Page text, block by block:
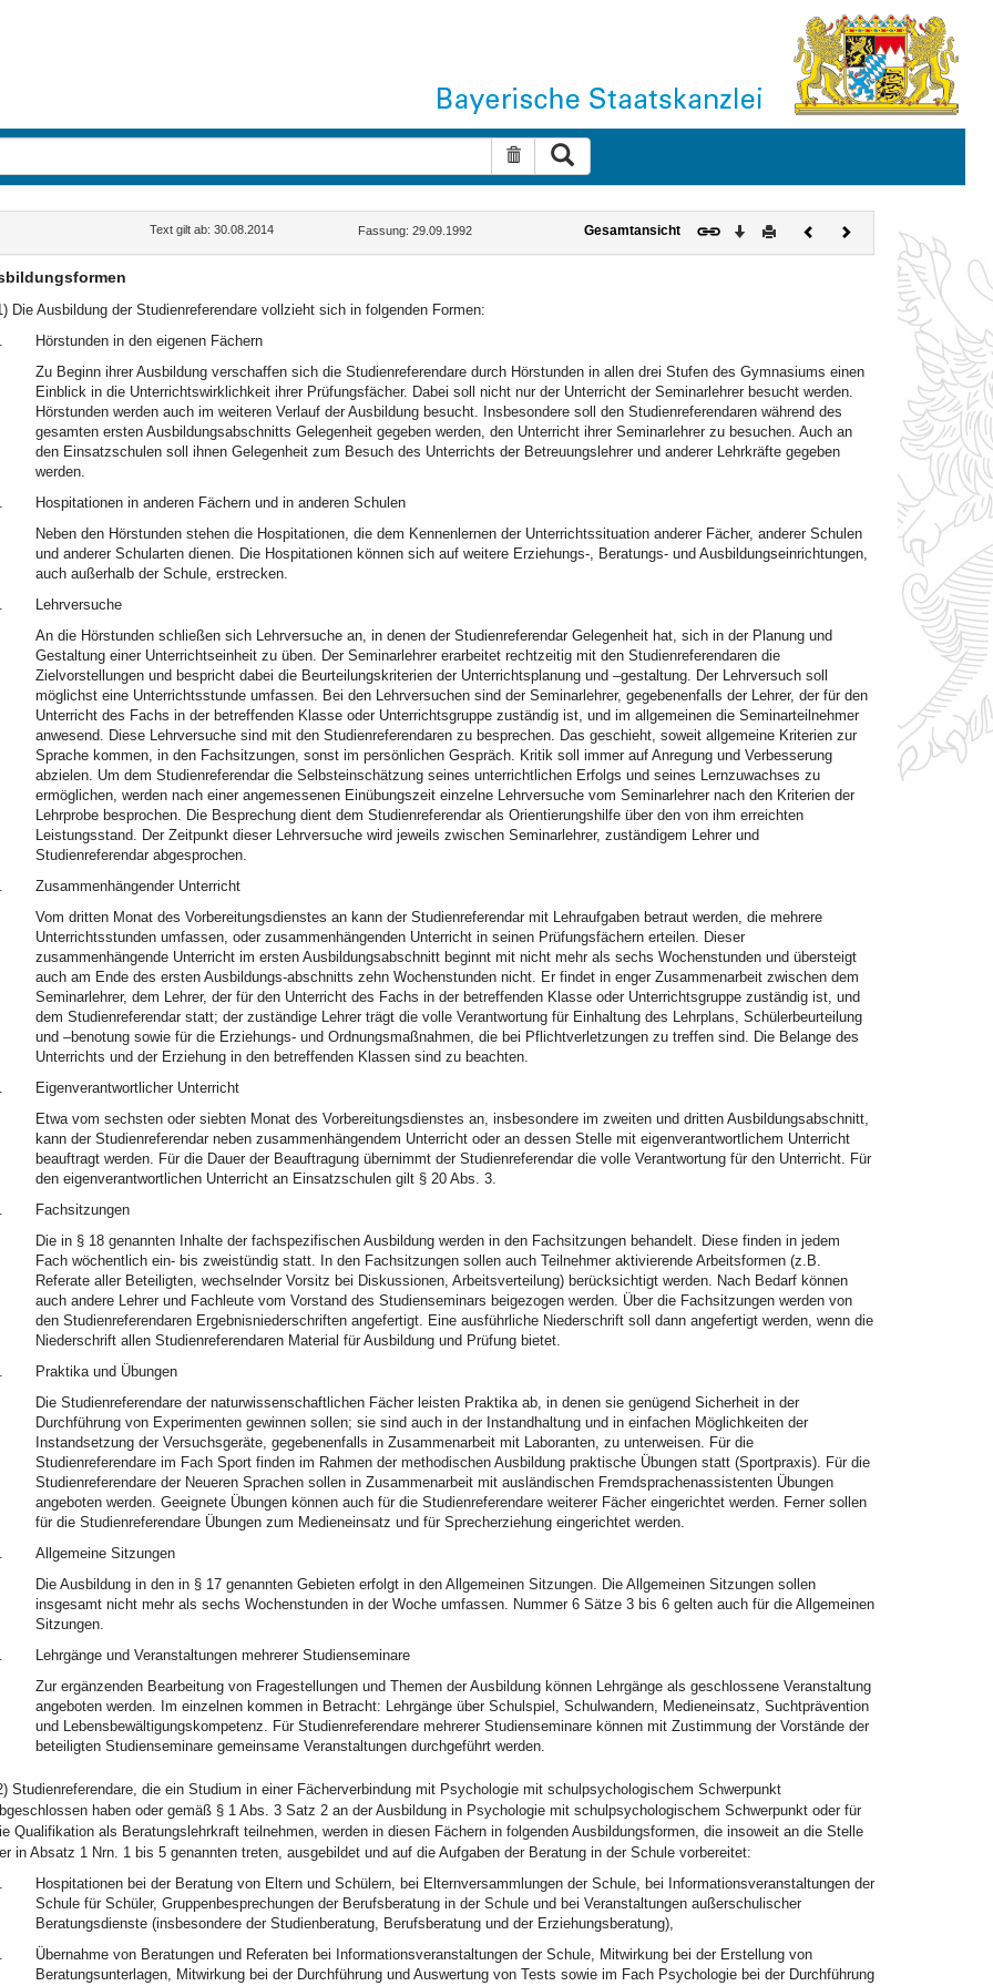
Suche zurücksetzen
Text gilt ab: 30.08.2014 Fassung: 29.09.1992 Gesamtansicht Download
DruckenVorherigesNächstes
Dokument
Die Ausbildung der Studienreferendare vollzieht sich in folgenden Formen:
Hörstunden in den eigenen Fächern
Zu Beginn ihrer Ausbildung verschaffen sich die Studienreferendare durch Hörstunden in allen drei Stufen des Gymnasiums einen
Einblick in die Unterrichtswirklichkeit ihrer Prüfungsfächer. Dabei soll nicht nur der Unterricht der Seminarlehrer besucht werden.
Hörstunden werden auch im weiteren Verlauf der Ausbildung besucht. Insbesondere soll den Studienreferendaren während des
gesamten ersten Ausbildungsabschnitts Gelegenheit gegeben werden, den Unterricht ihrer Seminarlehrer zu besuchen. Auch an
den Einsatzschulen soll ihnen Gelegenheit zum Besuch des Unterrichts der Betreuungslehrer und anderer Lehrkräfte gegeben
werden.
Hospitationen in anderen Fächern und in anderen Schulen
Neben den Hörstunden stehen die Hospitationen, die dem Kennenlernen der Unterrichtssituation anderer Fächer, anderer Schulen
und anderer Schularten dienen. Die Hospitationen können sich auf weitere Erziehungs-, Beratungs- und Ausbildungseinrichtungen,
auch außerhalb der Schule, erstrecken.
Lehrversuche
An die Hörstunden schließen sich Lehrversuche an, in denen der Studienreferendar Gelegenheit hat, sich in der Planung und
Gestaltung einer Unterrichtseinheit zu üben. Der Seminarlehrer erarbeitet rechtzeitig mit den Studienreferendaren die
Zielvorstellungen und bespricht dabei die Beurteilungskriterien der Unterrichtsplanung und –gestaltung. Der Lehrversuch soll
möglichst eine Unterrichtsstunde umfassen. Bei den Lehrversuchen sind der Seminarlehrer, gegebenenfalls der Lehrer, der für den
Unterricht des Fachs in der betreffenden Klasse oder Unterrichtsgruppe zuständig ist, und im allgemeinen die Seminarteilnehmer
anwesend. Diese Lehrversuche sind mit den Studienreferendaren zu besprechen. Das geschieht, soweit allgemeine Kriterien zur
Sprache kommen, in den Fachsitzungen, sonst im persönlichen Gespräch. Kritik soll immer auf Anregung und Verbesserung
abzielen. Um dem Studienreferendar die Selbsteinschätzung seines unterrichtlichen Erfolgs und seines Lernzuwachses zu
ermöglichen, werden nach einer angemessenen Einübungszeit einzelne Lehrversuche vom Seminarlehrer nach den Kriterien der
Lehrprobe besprochen. Die Besprechung dient dem Studienreferendar als Orientierungshilfe über den von ihm erreichten
Leistungsstand. Der Zeitpunkt dieser Lehrversuche wird jeweils zwischen Seminarlehrer, zuständigem Lehrer und
Studienreferendar abgesprochen.
Zusammenhängender Unterricht
Vom dritten Monat des Vorbereitungsdienstes an kann der Studienreferendar mit Lehraufgaben betraut werden, die mehrere
Unterrichtsstunden umfassen, oder zusammenhängenden Unterricht in seinen Prüfungsfächern erteilen. Dieser
zusammenhängende Unterricht im ersten Ausbildungsabschnitt beginnt mit nicht mehr als sechs Wochenstunden und übersteigt
auch am Ende des ersten Ausbildungs-abschnitts zehn Wochenstunden nicht. Er findet in enger Zusammenarbeit zwischen dem
Seminarlehrer, dem Lehrer, der für den Unterricht des Fachs in der betreffenden Klasse oder Unterrichtsgruppe zuständig ist, und
dem Studienreferendar statt; der zuständige Lehrer trägt die volle Verantwortung für Einhaltung des Lehrplans, Schülerbeurteilung
und –benotung sowie für die Erziehungs- und Ordnungsmaßnahmen, die bei Pflichtverletzungen zu treffen sind. Die Belange des
Unterrichts und der Erziehung in den betreffenden Klassen sind zu beachten.
Eigenverantwortlicher Unterricht
Etwa vom sechsten oder siebten Monat des Vorbereitungsdienstes an, insbesondere im zweiten und dritten Ausbildungsabschnitt,
kann der Studienreferendar neben zusammenhängendem Unterricht oder an dessen Stelle mit eigenverantwortlichem Unterricht
beauftragt werden. Für die Dauer der Beauftragung übernimmt der Studienreferendar die volle Verantwortung für den Unterricht. Für
den eigenverantwortlichen Unterricht an Einsatzschulen gilt § 20 Abs. 3.
Fachsitzungen
Die in § 18 genannten Inhalte der fachspezifischen Ausbildung werden in den Fachsitzungen behandelt. Diese finden in jedem
Fach wöchentlich ein- bis zweistündig statt. In den Fachsitzungen sollen auch Teilnehmer aktivierende Arbeitsformen (z.B.
Referate aller Beteiligten, wechselnder Vorsitz bei Diskussionen, Arbeitsverteilung) berücksichtigt werden. Nach Bedarf können
auch andere Lehrer und Fachleute vom Vorstand des Studienseminars beigezogen werden. Über die Fachsitzungen werden von
den Studienreferendaren Ergebnisniederschriften angefertigt. Eine ausführliche Niederschrift soll dann angefertigt werden, wenn die
Niederschrift allen Studienreferendaren Material für Ausbildung und Prüfung bietet.
Praktika und Übungen
Die Studienreferendare der naturwissenschaftlichen Fächer leisten Praktika ab, in denen sie genügend Sicherheit in der
Durchführung von Experimenten gewinnen sollen; sie sind auch in der Instandhaltung und in einfachen Möglichkeiten der
Instandsetzung der Versuchsgeräte, gegebenenfalls in Zusammenarbeit mit Laboranten, zu unterweisen. Für die
Studienreferendare im Fach Sport finden im Rahmen der methodischen Ausbildung praktische Übungen statt (Sportpraxis). Für die
Studienreferendare der Neueren Sprachen sollen in Zusammenarbeit mit ausländischen Fremdsprachenassistenten Übungen
angeboten werden. Geeignete Übungen können auch für die Studienreferendare weiterer Fächer eingerichtet werden. Ferner sollen
für die Studienreferendare Übungen zum Medieneinsatz und für Sprecherziehung eingerichtet werden.
Allgemeine Sitzungen
Die Ausbildung in den in § 17 genannten Gebieten erfolgt in den Allgemeinen Sitzungen. Die Allgemeinen Sitzungen sollen
insgesamt nicht mehr als sechs Wochenstunden in der Woche umfassen. Nummer 6 Sätze 3 bis 6 gelten auch für die Allgemeinen
Sitzungen.
Lehrgänge und Veranstaltungen mehrerer Studienseminare
Zur ergänzenden Bearbeitung von Fragestellungen und Themen der Ausbildung können Lehrgänge als geschlossene Veranstaltung
angeboten werden. Im einzelnen kommen in Betracht: Lehrgänge über Schulspiel, Schulwandern, Medieneinsatz, Suchtprävention
und Lebensbewältigungskompetenz. Für Studienreferendare mehrerer Studienseminare können mit Zustimmung der Vorstände der
beteiligten Studienseminare gemeinsame Veranstaltungen durchgeführt werden.
Studienreferendare, die ein Studium in einer Fächerverbindung mit Psychologie mit schulpsychologischem Schwerpunkt
haben oder gemäß § 1 Abs. 3 Satz 2 an der Ausbildung in Psychologie mit schulpsychologischem Schwerpunkt oder für
Qualifikation als Beratungslehrkraft teilnehmen, werden in diesen Fächern in folgenden Ausbildungsformen, die insoweit an die Stelle
in Absatz 1 Nrn. 1 bis 5 genannten treten, ausgebildet und auf die Aufgaben der Beratung in der Schule vorbereitet:
Hospitationen bei der Beratung von Eltern und Schülern, bei Elternversammlungen der Schule, bei Informationsveranstaltungen der
Schule für Schüler, Gruppenbesprechungen der Berufsberatung in der Schule und bei Veranstaltungen außerschulischer
Beratungsdienste (insbesondere der Studienberatung, Berufsberatung und der Erziehungsberatung),
Übernahme von Beratungen und Referaten bei Informationsveranstaltungen der Schule, Mitwirkung bei der Erstellung von
Beratungsunterlagen, Mitwirkung bei der Durchführung und Auswertung von Tests sowie im Fach Psychologie bei der Durchführung